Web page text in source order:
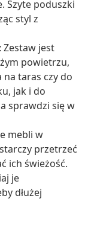
Szyte poduszki
styl z
Zestaw jest
powietrzu,
taras czy do
jak i do
sprawdzi się w
mebli w
przetrzeć
ich świeżość.
je
dłużej